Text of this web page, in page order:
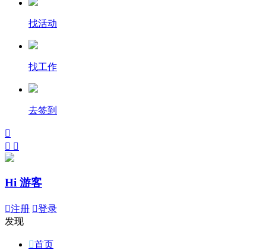
找活动
找工作
去签到

 
Hi 游客
注册 登录
发现
首页